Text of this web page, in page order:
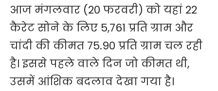
आज मंगलवार (20 फरवरी) को यहां 22
कैरेट सोने के लिए 5,761 प्रति ग्राम और
चांदी की कीमत 75.90 प्रति ग्राम चल रही
है। इससे पहले वाले दिन जो कीमत थी,
उसमें आंशिक बदलाव देखा गया है।